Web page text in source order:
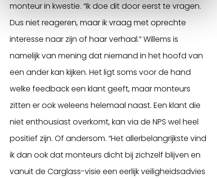
monteur in kwestie. “Ik doe dit door eerst te vragen.
Dus niet reageren, maar ik vraag met oprechte
interesse naar zijn of haar verhaal.” Willems is
namelijk van mening dat niemand in het hoofd van
een ander kan kijken. Het ligt soms voor de hand
welke feedback een klant geeft, maar monteurs
zitten er ook weleens helemaal naast. Een klant die
niet enthousiast overkomt, kan via de NPS wel heel
positief zijn. Of andersom. “Het allerbelangrijkste vind
ik dan ook dat monteurs dicht bij zichzelf blijven en
vanuit de Carglass-visie een eerlijk veiligheidsadvies